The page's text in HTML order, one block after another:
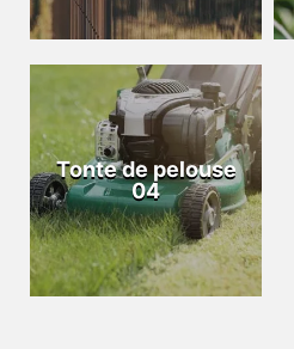
Tonte de pelouse
04